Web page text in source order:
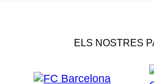
ELS NOSTRES